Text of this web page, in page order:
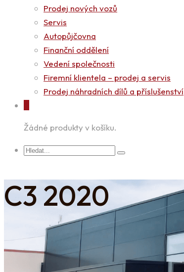
Prodej nových vozů
Servis
Autopůjčovna
Finanční oddělení
Vedení společnosti
Firemní klientela – prodej a servis
Prodej náhradních dílů a příslušenství
Žádné produkty v košíku.
C3 2020